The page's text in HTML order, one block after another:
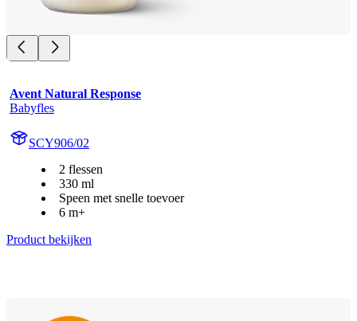
Avent Natural Response
Babyfles
SCY906/02
2 flessen
330 ml
Speen met snelle toevoer
6 m+
Product bekijken